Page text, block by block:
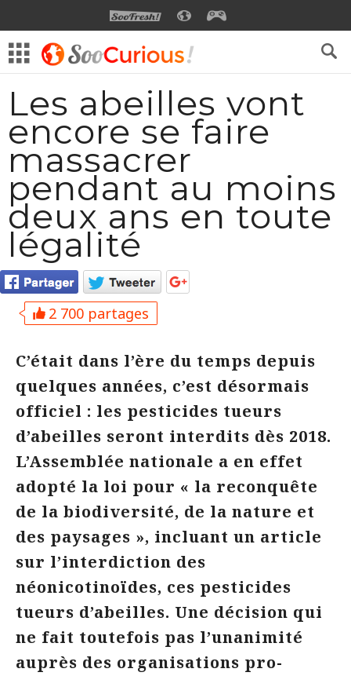
SOOFRESHSOOCURIOUS
Les abeilles vont
encore se faire
massacrer
pendant au moins
deux ans en toute
légalité
2 700 partages
C’était dans l’ère du temps depuis
quelques années, c’est désormais
officiel : les pesticides tueurs
d’abeilles seront interdits dès 2018.
L’Assemblée nationale a en effet
adopté la loi pour « la reconquête
de la biodiversité, de la nature et
des paysages », incluant un article
sur l’interdiction des
néonicotinoïdes, ces pesticides
tueurs d’abeilles. Une décision qui
ne fait toutefois pas l’unanimité
auprès des organisations pro-